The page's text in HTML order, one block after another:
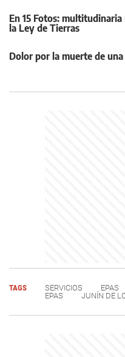
En 15 Fotos:
la Ley de Tierras
Dolor por la muerte de
TAGS SERVICIOS EPAS
EPAS
JUNÍN DE